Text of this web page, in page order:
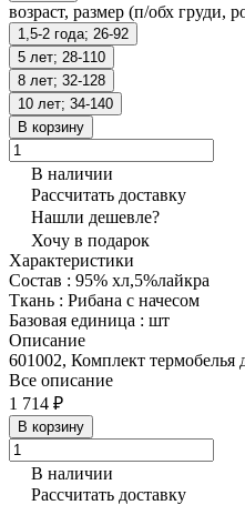
возраст, размер (п/обх груди,
1,5-2 года; 26-92
5 лет; 28-110
8 лет; 32-128
10 лет; 34-140
В корзину
В наличии
Рассчитать доставку
Нашли дешевле?
Хочу в подарок
Характеристики
Состав : 95% хл,5%лайкра
Ткань : Рибана с начесом
Базовая единица : шт
Описание
601002, Комплект термобелья
Все описание
1 714 ₽
В корзину
В наличии
Рассчитать доставку